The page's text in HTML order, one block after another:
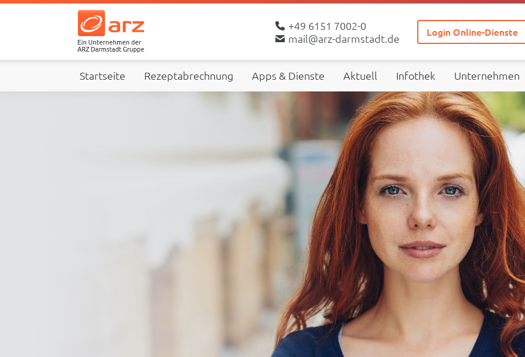
+49 6151 7002-0
mail@arz-darmstadt.de
Login Online-Dienste
Startseite Rezeptabrechnung Apps & Dienste Aktuell Infothek Unternehmen